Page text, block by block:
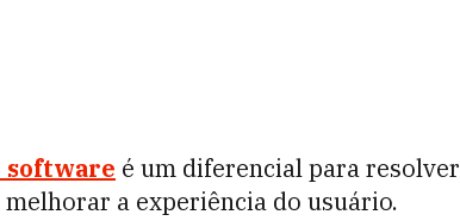
software é um diferencial para resolver
a experiência do usuário.